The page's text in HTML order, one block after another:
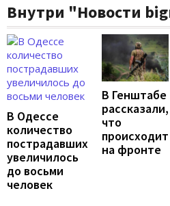
Внутри "Новости
В Одессе
количество
пострадавших
увеличилось
до восьми
человек
В Генштабе
рассказали,
что
происходит
на фронте